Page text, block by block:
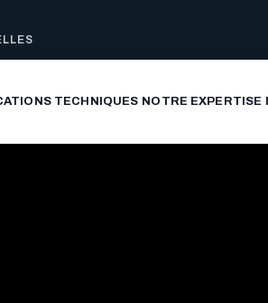
TECHNIQUES NOTRE EXPERTISE